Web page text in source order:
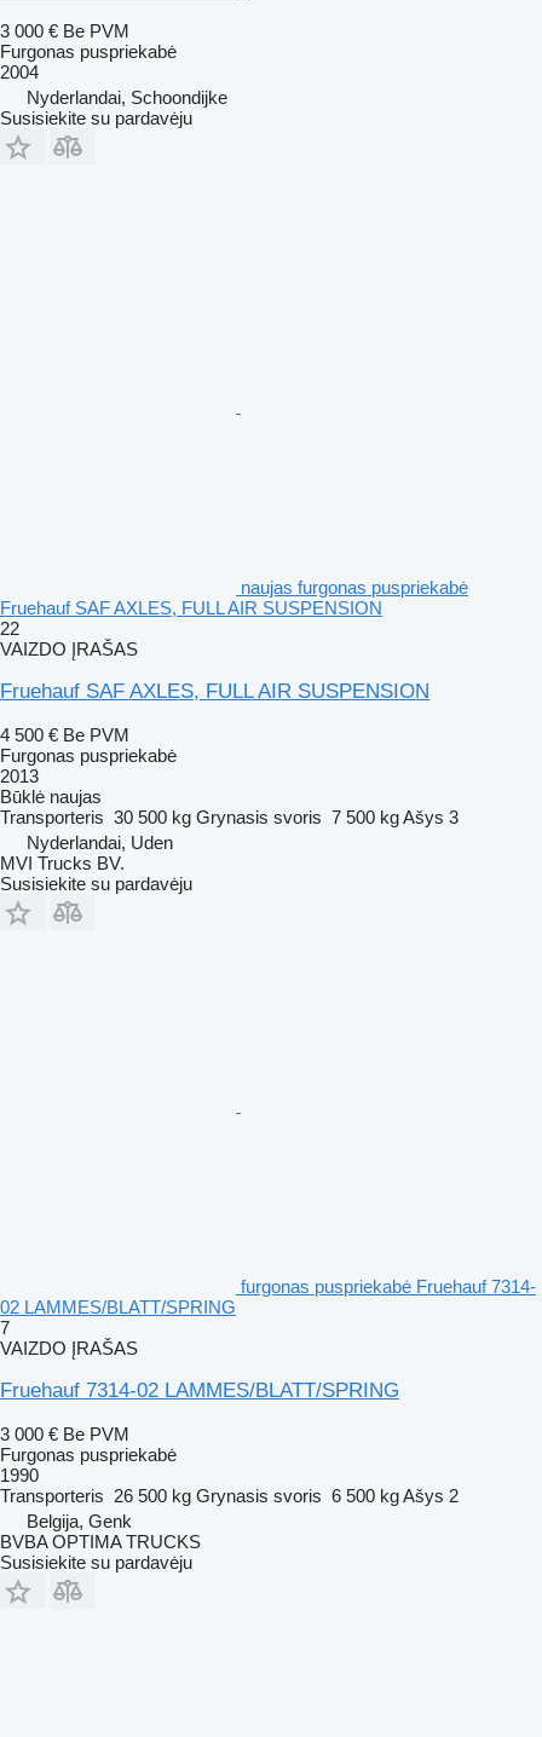
3 000 € Be PVM
Furgonas puspriekabė
2004
Nyderlandai, Schoondijke
Susisiekite su pardavėju
naujas furgonas puspriekabė
Fruehauf SAF AXLES, FULL AIR SUSPENSION
22
VAIZDO ĮRAŠAS
Fruehauf SAF AXLES, FULL AIR SUSPENSION
4 500 € Be PVM
Furgonas puspriekabė
2013
Būklė naujas
Transporteris 30 500 kg Grynasis svoris 7 500 kgAšys 3
Nyderlandai, Uden
MVI Trucks BV.
Susisiekite su pardavėju
furgonas puspriekabė Fruehauf 7314-
02 LAMMES/BLATT/SPRING
7
VAIZDO ĮRAŠAS
Fruehauf 7314-02 LAMMES/BLATT/SPRING
3 000 € Be PVM
Furgonas puspriekabė
1990
Transporteris 26 500 kg Grynasis svoris 6 500 kgAšys 2
Belgija, Genk
BVBA OPTIMA TRUCKS
Susisiekite su pardavėju